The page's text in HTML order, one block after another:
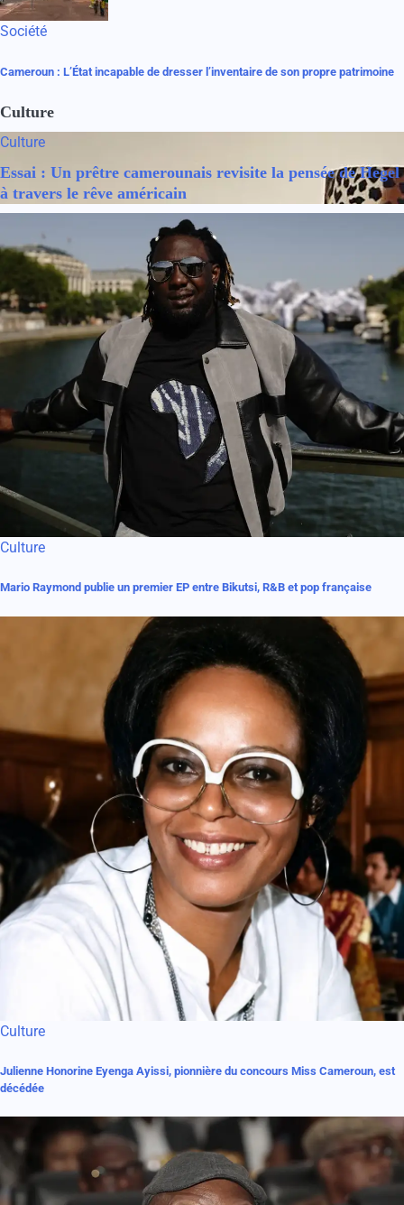
Société
Cameroun : L’État incapable de dresser l’inventaire de son propre patrimoine
Culture
Culture
Essai : Un prêtre camerounais revisite la pensée de Hegel
à travers le rêve américain
Culture
Mario Raymond publie un premier EP entre Bikutsi, R&B et pop française
Culture
Julienne Honorine Eyenga Ayissi, pionnière du concours Miss Cameroun, est
décédée